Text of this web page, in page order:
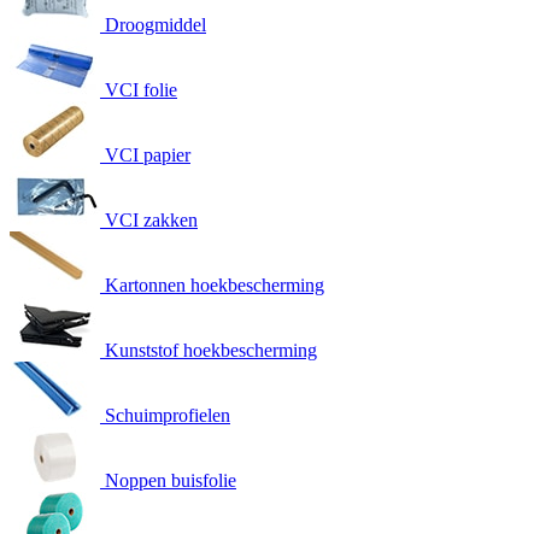
Droogmiddel
VCI folie
VCI papier
VCI zakken
Kartonnen hoekbescherming
Kunststof hoekbescherming
Schuimprofielen
Noppen buisfolie